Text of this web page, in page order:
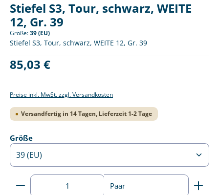
Stiefel S3, Tour, schwarz, WEITE
12, Gr. 39
Größe:39 (EU)
Stiefel S3, Tour, schwarz, WEITE 12, Gr. 39
Regulärer Preis:
85,03 €
Preise inkl. MwSt. zzgl. Versandkosten
Versandfertig in 14 Tagen, Lieferzeit 1-2 Tage
Größeauswählen
Produkt Anzahl: Gib den gewünschten Wert ein
Paar